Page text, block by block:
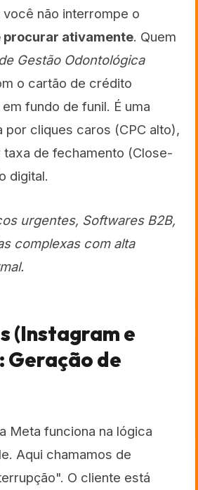
você não interrompe o
procurar ativamente. Quem
Gestão Odontológica
o cartão de crédito
fundo de funil. É uma
por cliques caros (CPC alto),
taxa de fechamento (Close-
digital.
urgentes, Softwares B2B,
complexas com alta
(Instagram e
Geração de
Meta funciona na lógica
Aqui chamamos de
O cliente está